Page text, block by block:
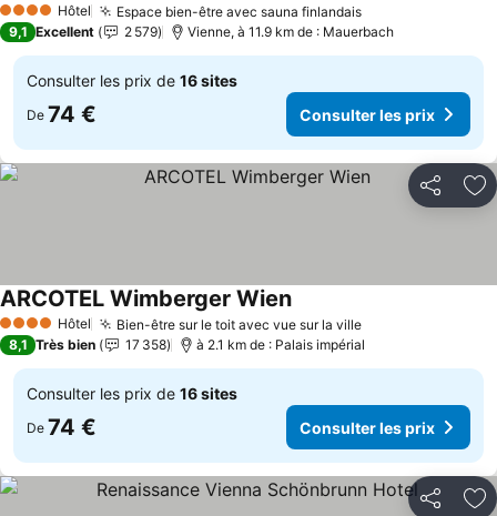
4 Étoiles Hôtel Espace bien-être avec sauna finlandais
9,1 Excellent 2 579 Vienne, à 11.9 km de : Mauerbach
Consulter les prix de 16 sites
De 74 € Consulter les prix
Partager
4 Étoiles Hôtel Bien-être sur le toit avec vue sur la ville
ARCOTEL Wimberger Wien
8,1 Très bien 17 358 à 2.1 km de : Palais impérial
Consulter les prix de 16 sites
De 74 € Consulter les prix
Partager